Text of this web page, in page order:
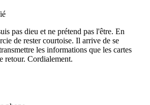
pas dieu et ne prétend pas l'être. En
de rester courtoise. Il arrive de se
les informations que les cartes
retour. Cordialement.